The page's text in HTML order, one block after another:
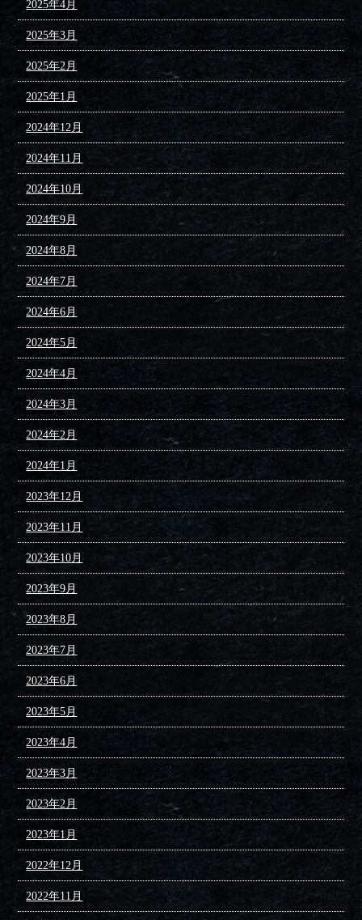
2025年4月
2025年3月
2025年2月
2025年1月
2024年12月
2024年11月
2024年10月
2024年9月
2024年8月
2024年7月
2024年6月
2024年5月
2024年4月
2024年3月
2024年2月
2024年1月
2023年12月
2023年11月
2023年10月
2023年9月
2023年8月
2023年7月
2023年6月
2023年5月
2023年4月
2023年3月
2023年2月
2023年1月
2022年12月
2022年11月